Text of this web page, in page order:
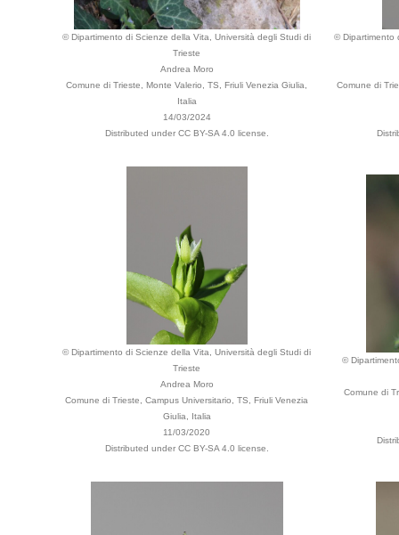
© Dipartimento di Scienze della Vita, Università degli Studi di
Trieste
Andrea Moro
Comune di Trieste, Monte Valerio, TS, Friuli Venezia Giulia,
Italia
14/03/2024
Distributed under CC BY-SA 4.0 license.
© Dipartimento
Comune di
© Dipartimento di Scienze della Vita, Università degli Studi di
Trieste
Andrea Moro
Comune di Trieste, Campus Universitario, TS, Friuli Venezia
Giulia, Italia
11/03/2020
Distributed under CC BY-SA 4.0 license.
©
Comune di